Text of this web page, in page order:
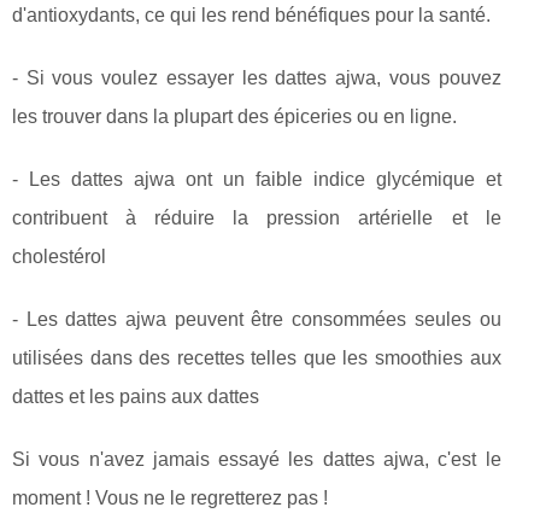
d'antioxydants, ce qui les rend bénéfiques pour la santé.
- Si vous voulez essayer les dattes ajwa, vous pouvez
les trouver dans la plupart des épiceries ou en ligne.
- Les dattes ajwa ont un faible indice glycémique et
contribuent à réduire la pression artérielle et le
cholestérol
- Les dattes ajwa peuvent être consommées seules ou
utilisées dans des recettes telles que les smoothies aux
dattes et les pains aux dattes
Si vous n'avez jamais essayé les dattes ajwa, c'est le
moment ! Vous ne le regretterez pas !